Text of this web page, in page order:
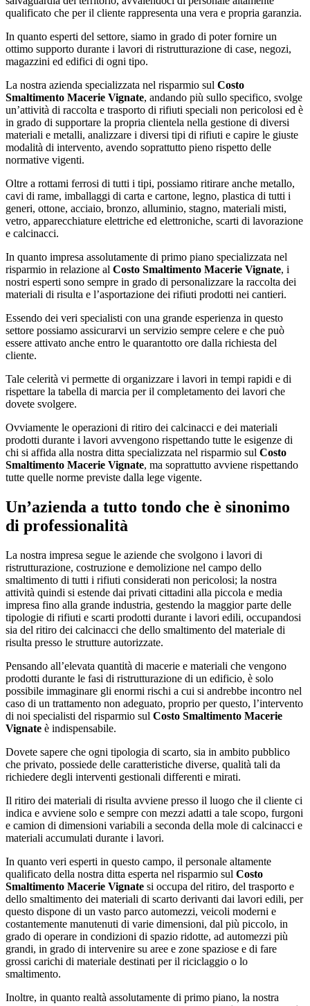
qualificato che per il cliente rappresenta una vera e propria garanzia.
In quanto esperti del settore, siamo in grado di poter fornire un
ottimo supporto durante i lavori di ristrutturazione di case, negozi,
magazzini ed edifici di ogni tipo.
La nostra azienda specializzata nel risparmio sul Costo
Smaltimento Macerie Vignate, andando più sullo specifico, svolge
un’attività di raccolta e trasporto di rifiuti speciali non pericolosi ed è
in grado di supportare la propria clientela nella gestione di diversi
materiali e metalli, analizzare i diversi tipi di rifiuti e capire le giuste
modalità di intervento, avendo soprattutto pieno rispetto delle
normative vigenti.
Oltre a rottami ferrosi di tutti i tipi, possiamo ritirare anche metallo,
cavi di rame, imballaggi di carta e cartone, legno, plastica di tutti i
generi, ottone, acciaio, bronzo, alluminio, stagno, materiali misti,
vetro, apparecchiature elettriche ed elettroniche, scarti di lavorazione
e calcinacci.
In quanto impresa assolutamente di primo piano specializzata nel
risparmio in relazione al Costo Smaltimento Macerie Vignate, i
nostri esperti sono sempre in grado di personalizzare la raccolta dei
materiali di risulta e l’asportazione dei rifiuti prodotti nei cantieri.
Essendo dei veri specialisti con una grande esperienza in questo
settore possiamo assicurarvi un servizio sempre celere e che può
essere attivato anche entro le quarantotto ore dalla richiesta del
cliente.
Tale celerità vi permette di organizzare i lavori in tempi rapidi e di
rispettare la tabella di marcia per il completamento dei lavori che
dovete svolgere.
Ovviamente le operazioni di ritiro dei calcinacci e dei materiali
prodotti durante i lavori avvengono rispettando tutte le esigenze di
chi si affida alla nostra ditta specializzata nel risparmio sul Costo
Smaltimento Macerie Vignate, ma soprattutto avviene rispettando
tutte quelle norme previste dalla lege vigente.
Un’azienda a tutto tondo che è sinonimo
di professionalità
La nostra impresa segue le aziende che svolgono i lavori di
ristrutturazione, costruzione e demolizione nel campo dello
smaltimento di tutti i rifiuti considerati non pericolosi; la nostra
attività quindi si estende dai privati cittadini alla piccola e media
impresa fino alla grande industria, gestendo la maggior parte delle
tipologie di rifiuti e scarti prodotti durante i lavori edili, occupandosi
sia del ritiro dei calcinacci che dello smaltimento del materiale di
risulta presso le strutture autorizzate.
Pensando all’elevata quantità di macerie e materiali che vengono
prodotti durante le fasi di ristrutturazione di un edificio, è solo
possibile immaginare gli enormi rischi a cui si andrebbe incontro nel
caso di un trattamento non adeguato, proprio per questo, l’intervento
di noi specialisti del risparmio sul Costo Smaltimento Macerie
Vignate è indispensabile.
Dovete sapere che ogni tipologia di scarto, sia in ambito pubblico
che privato, possiede delle caratteristiche diverse, qualità tali da
richiedere degli interventi gestionali differenti e mirati.
Il ritiro dei materiali di risulta avviene presso il luogo che il cliente ci
indica e avviene solo e sempre con mezzi adatti a tale scopo, furgoni
e camion di dimensioni variabili a seconda della mole di calcinacci e
materiali accumulati durante i lavori.
In quanto veri esperti in questo campo, il personale altamente
qualificato della nostra ditta esperta nel risparmio sul Costo
Smaltimento Macerie Vignate si occupa del ritiro, del trasporto e
dello smaltimento dei materiali di scarto derivanti dai lavori edili, per
questo dispone di un vasto parco automezzi, veicoli moderni e
costantemente manutenuti di varie dimensioni, dal più piccolo, in
grado di operare in condizioni di spazio ridotte, ad automezzi più
grandi, in grado di intervenire su aree e zone spaziose e di fare
grossi carichi di materiale destinati per il riciclaggio o lo
smaltimento.
Inoltre, in quanto realtà assolutamente di primo piano, la nostra